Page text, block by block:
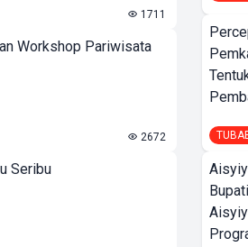
1711
Workshop Pariwisata
2672
Seribu